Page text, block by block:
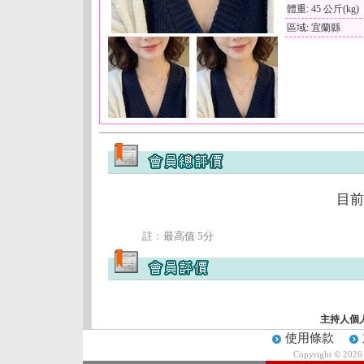
體重: 45 公斤(kg)
區域: 宜蘭縣
目
註﹕最高值 5分
主持人個
使用條款
Copyright ©